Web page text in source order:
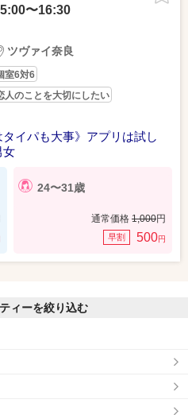
〜16:30
ツヴァイ奈良
室6対6
人のことを大切にしたい
イパも大事》アプリは試し
女
24〜31歳
通常価格 1,000円
早割 500円
ィーを絞り込む